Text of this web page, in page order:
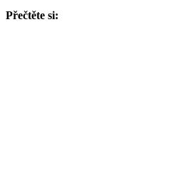
Přečtěte si: